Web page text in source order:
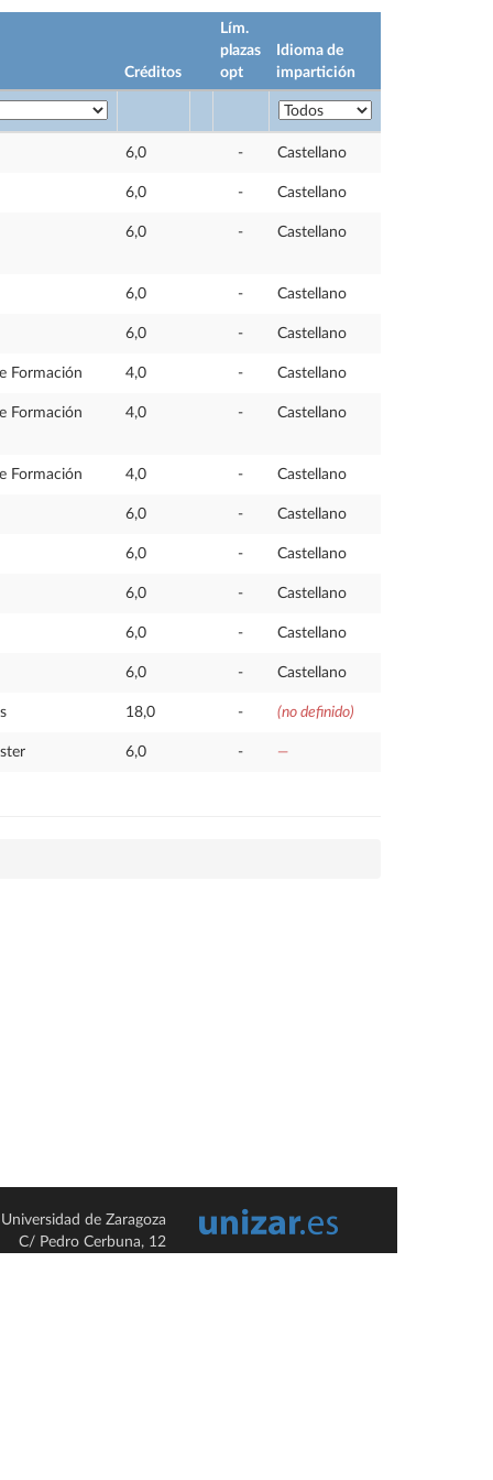
Créditos
Lím.
plazas
opt
Idioma de
impartición
6,0 - Castellano
6,0 - Castellano
6,0 - Castellano
6,0 - Castellano
6,0 - Castellano
Formación 4,0 - Castellano
Formación 4,0 - Castellano
Formación 4,0 - Castellano
6,0 - Castellano
6,0 - Castellano
6,0 - Castellano
6,0 - Castellano
6,0 - Castellano
18,0 - (no definido)
6,0 - —
Universidad de Zaragoza
C/ Pedro Cerbuna, 12